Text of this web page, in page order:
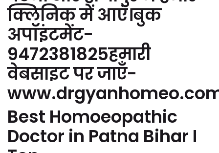
क्लिनिक में आएं।बुक
अपॉइंटमेंट-
9472381825हमारी
वेबसाइट पर जाएँ-
Best Homoeopathic
Doctor in Patna Bihar I